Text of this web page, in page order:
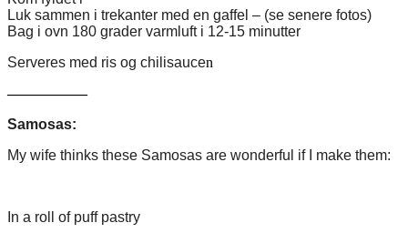
Luk sammen i trekanter med en gaffel – (se senere fotos)
Bag i ovn 180 grader varmluft i 12-15 minutter
Serveres med ris og chilisaucen
—————–
Samosas:
My wife thinks these Samosas are wonderful if I make them:
In a roll of puff pastry